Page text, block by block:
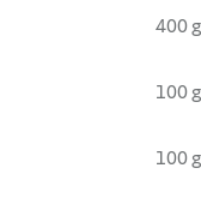
400 g
100 g
100 g